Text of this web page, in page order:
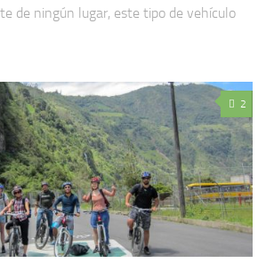
de ningún lugar, este tipo de vehículo
2